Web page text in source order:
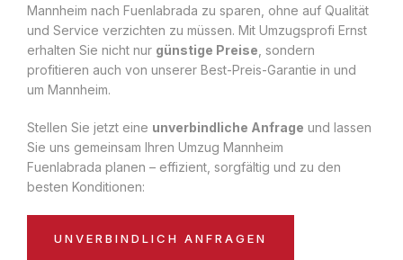
Mannheim nach Fuenlabrada zu sparen, ohne auf Qualität
und Service verzichten zu müssen. Mit Umzugsprofi Ernst
erhalten Sie nicht nur günstige Preise , sondern
profitieren auch von unserer Best-Preis-Garantie in und
um Mannheim.
Stellen Sie jetzt eine unverbindliche Anfrage und lassen
Sie uns gemeinsam Ihren Umzug Mannheim
Fuenlabrada planen – effizient, sorgfältig und zu den
besten Konditionen:
UNVERBINDLICH ANFRAGEN